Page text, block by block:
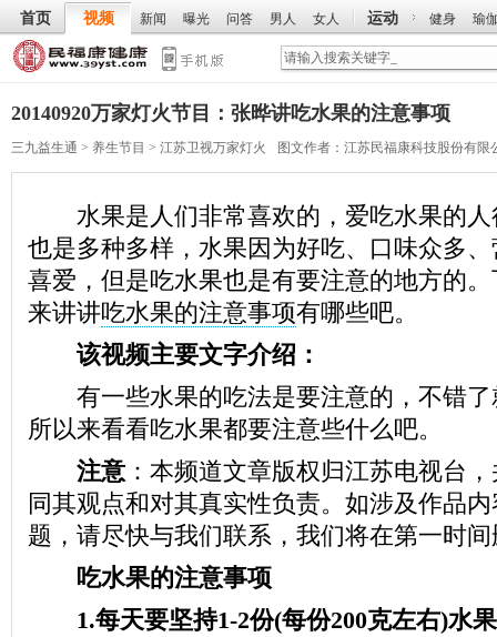
首页 视频 新闻 曝光 问答 男人 女人 运动 健身 瑜
20140920万家灯火节目：张晔讲吃水果的注意事项
三九益生通 > 养生节目 > 江苏卫视万家灯火 图文作者： 江苏民福康科技股份有限
水果是人们非常喜欢的，爱吃水果的人
也是多种多样，水果因为好吃、口味众多
喜爱，但是吃水果也是有要注意的地方的
来讲讲吃水果的注意事项有哪些吧。
该视频主要文字介绍：
有一些水果的吃法是要注意的，不错了
所以来看看吃水果都要注意些什么吧。
注意 ：本频道文章版权归江苏电视台
同其观点和对其真实性负责。如涉及作品
题，请尽快与我们联系，我们将在第一时
吃水果的注意事项
1.每天要坚持1-2份(每份200克左右)水果